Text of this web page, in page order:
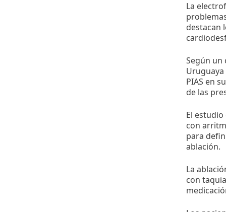
La
destacan
Según un
PIAS en
de las
El
con
para
ablación.
La
con